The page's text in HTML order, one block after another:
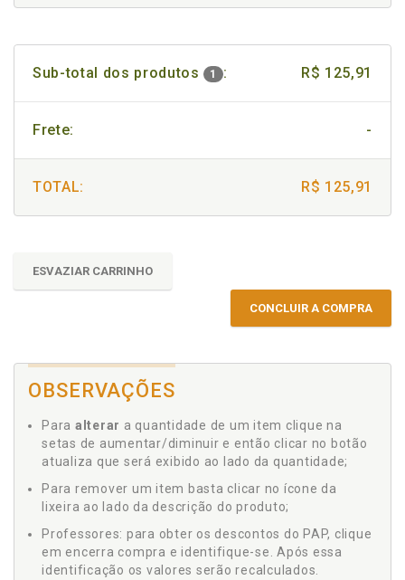
Sub-total dos produtos 1 : R$ 125,91
Frete: -
TOTAL: R$ 125,91
ESVAZIAR CARRINHO
CONCLUIR A COMPRA
OBSERVAÇÕES
Para alterar a quantidade de um item clique na
setas de aumentar/diminuir e então clicar no botão
atualiza que será exibido ao lado da quantidade;
Para remover um item basta clicar no ícone da
lixeira ao lado da descrição do produto;
Professores: para obter os descontos do PAP, clique
em encerra compra e identifique-se. Após essa
identificação os valores serão recalculados.